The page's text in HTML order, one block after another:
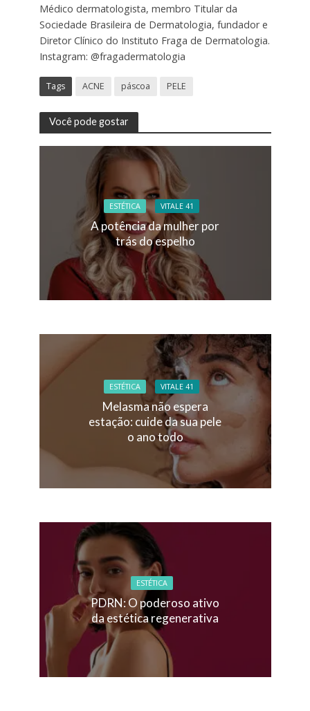
Médico dermatologista, membro Titular da
Sociedade Brasileira de Dermatologia, fundador e
Diretor Clínico do Instituto Fraga de Dermatologia.
Instagram: @fragadermatologia
Tags ACNE páscoa PELE
Você pode gostar
ESTÉTICA VITALE 41
A potência da mulher por
trás do espelho
ESTÉTICA VITALE 41
Melasma não espera
estação: cuide da sua pele
o ano todo
ESTÉTICA
PDRN: O poderoso ativo
da estética regenerativa